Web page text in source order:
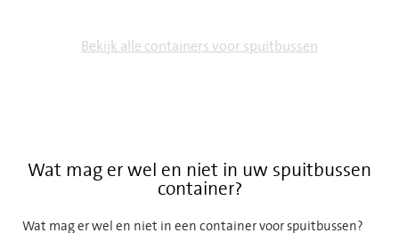
Bekijk alle containers voor spuitbussen
Wat mag er wel en niet in uw spuitbussen
container?
Wat mag er wel en niet in een container voor spuitbussen?